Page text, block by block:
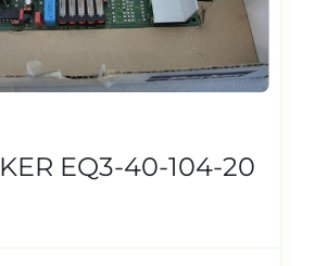
EQ3-40-104-20